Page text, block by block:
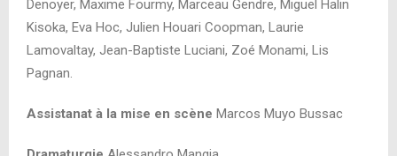
Denoyer, Maxime Fourmy, Marceau Gendre, Miguel Halin
Kisoka, Eva Hoc, Julien Houari Coopman, Laurie
Lamovaltay, Jean-Baptiste Luciani, Zoé Monami, Lis
Pagnan.
Assistanat à la mise en scène Marcos Muyo Bussac